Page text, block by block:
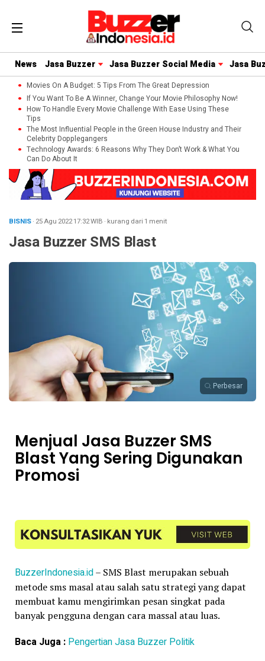
News Jasa Buzzer Jasa Buzzer Social Media Jasa
Movies On A Budget: 5 Tips From The Great Depression
If You Want To Be A Winner, Change Your Movie Philosophy Now!
How To Handle Every Movie Challenge With Ease Using These
Tips
The Most Influential People in the Green House Industry and Their
Celebrity Dopplegangers
Technology Awards: 6 Reasons Why They Don’t Work & What You
Can Do About It
BISNIS· 25 Agu 202217:32WIB · kurang dari 1 menit
Jasa Buzzer SMS Blast
Perbesar
Menjual Jasa Buzzer SMS
Blast Yang Sering Digunakan
Promosi
BuzzerIndonesia.id– SMS Blast merupakan sebuah
metode sms masal atau salah satu strategi yang dapat
membuat kamu mengirimkan pesan singkat pada
banyak pengguna dengan cara massal atau luas.
Baca Juga : Pengertian Jasa Buzzer Politik